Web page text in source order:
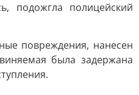
подожгла полицейский
повреждения, нанесен
была задержана